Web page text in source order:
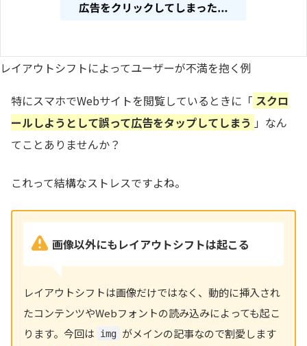
レイアウトシフトによってユーザーが不満を抱く例
特にスマホでWebサイトを閲覧しているときに「 スクロ
ールしようとして誤って広告をタップしてしまう 」なん
てことありませんか？
これって結構なストレスですよね。
画像以外にもレイアウトシフトは起こる
レイアウトシフトは画像だけではなく、動的に挿入され
たコンテンツやWebフォントの読み込みによっても起こ
ります。今回は
img がメインの記事なので割愛します